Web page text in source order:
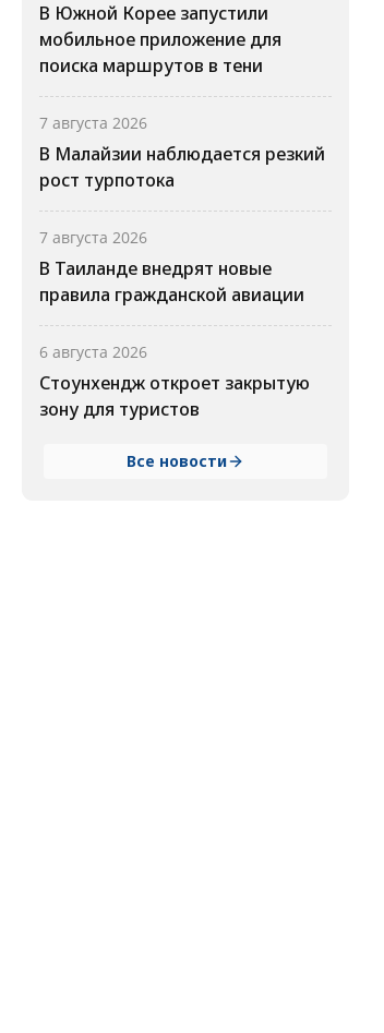
В Южной Корее запустили
мобильное приложение для
поиска маршрутов в тени
7 августа 2026
В Малайзии наблюдается резкий
рост турпотока
7 августа 2026
В Таиланде внедрят новые
правила гражданской авиации
6 августа 2026
Стоунхендж откроет закрытую
зону для туристов
Все новости